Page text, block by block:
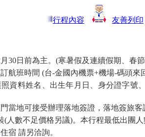
行程內容 友善列印
30日前為主。(寒暑假及連續假期、春
航班時間 (台-金國內機票+機場-碼頭
資料姓名、出生年月日、身分證字號
當地可接受辦理落地簽證，落地簽旅
(人數不足價格另議)。本行程最低出團
宿 請另洽詢。